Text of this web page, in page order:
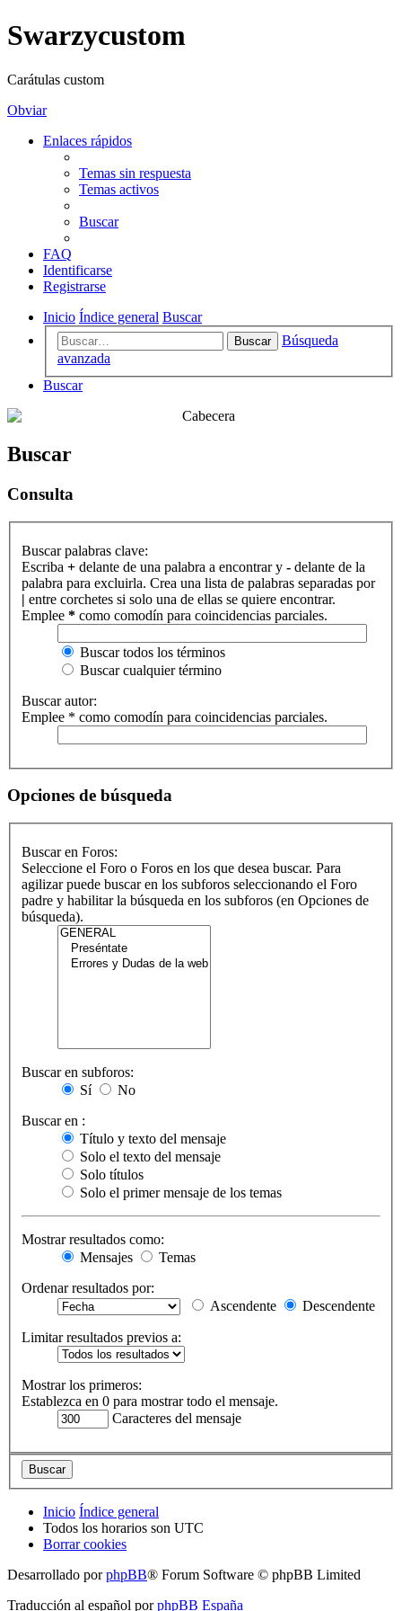
Swarzycustom
Carátulas custom
Obviar
Enlaces rápidos
Temas sin respuesta
Temas activos
Buscar
FAQ
Identificarse
Registrarse
Inicio Índice general Buscar
Buscar
Búsqueda
avanzada
Buscar
Buscar
Consulta
Buscar palabras clave:
Escriba + delante de una palabra a encontrar y - delante de la
palabra para excluirla. Crea una lista de palabras separadas por
| entre corchetes si solo una de ellas se quiere encontrar.
Emplee * como comodín para coincidencias parciales.
Buscar todos los términos
Buscar cualquier término
Buscar autor:
Emplee * como comodín para coincidencias parciales.
Opciones de búsqueda
Buscar en Foros:
Seleccione el Foro o Foros en los que desea buscar. Para
agilizar puede buscar en los subforos seleccionando el Foro
padre y habilitar la búsqueda en los subforos (en Opciones de
búsqueda).
Buscar en subforos:
Sí
No
Buscar en :
Título y texto del mensaje
Solo el texto del mensaje
Solo títulos
Solo el primer mensaje de los temas
Mostrar resultados como:
Mensajes
Temas
Ordenar resultados por:
Ascendente
Descendente
Limitar resultados previos a:
Mostrar los primeros:
Establezca en 0 para mostrar todo el mensaje.
Caracteres del mensaje
Inicio Índice general
Todos los horarios son UTC
Borrar cookies
Desarrollado porphpBB® Forum Software © phpBB Limited
Traducción al español porphpBB España